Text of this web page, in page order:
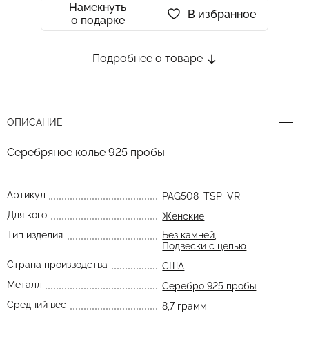
Намекнуть
о подарке
В избранное
Подробнее о товаре
ОПИСАНИЕ
Серебряное колье 925 пробы
Артикул
PAG508_TSP_VR
Для кого
Женские
Тип изделия
Без камней
Подвески с цепью
Страна производства
США
Металл
Серебро 925 пробы
Средний вес
8,7 грамм